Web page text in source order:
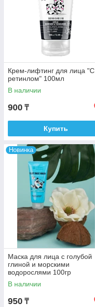
Крем-лифтинг для лица "С
ретинлом" 100мл
В наличии
900 ₸
Купить
Новинка
Маска для лица с голубой
глиной и морскими
водорослями 100гр
В наличии
950 ₸